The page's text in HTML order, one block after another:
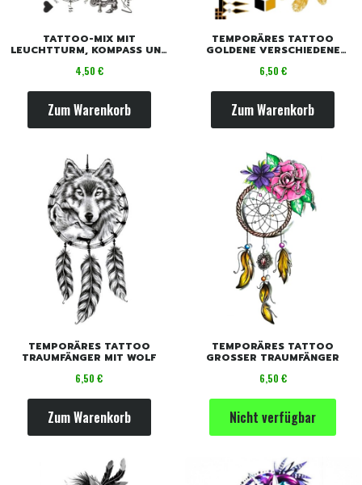
TATTOO-MIX MIT
LEUCHTTURM, KOMPASS UND
Preis
4,50 €
Zum Warenkorb
TEMPORÄRES TATTOO
GOLDENE VERSCHIEDENE
Preis
6,50 €
Zum Warenkorb
TEMPORÄRES TATTOO
TRAUMFÄNGER MIT WOLF
Preis
6,50 €
Zum Warenkorb
TEMPORÄRES TATTOO
GROSSER TRAUMFÄNGER
Preis
6,50 €
Nicht verfügbar